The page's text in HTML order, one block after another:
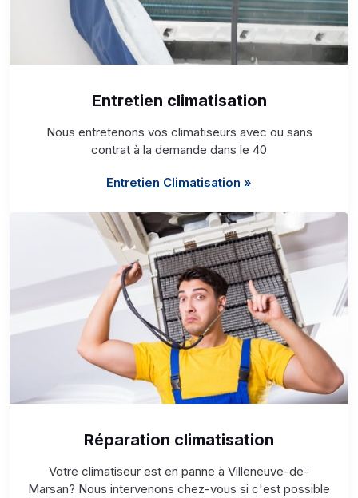
Entretien climatisation
Nous entretenons vos climatiseurs avec ou sans
contrat à la demande dans le 40
Entretien Climatisation »
Réparation climatisation
Votre climatiseur est en panne à Villeneuve-de-
Marsan? Nous intervenons chez-vous si c'est possible